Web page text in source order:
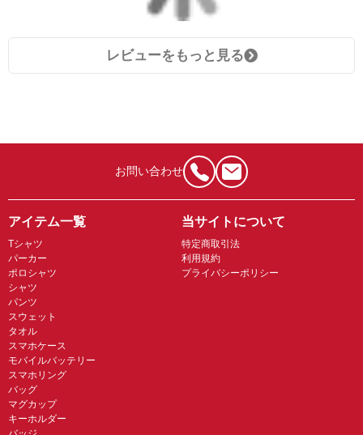
レビューをもっと見る
お問い合わせ
アイテム一覧
Tシャツ
パーカー
ポロシャツ
シャツ
パンツ
スウェット
タオル
スマホケース
モバイルバッテリー
スマホリング
バッグ
マグカップ
キーホルダー
当サイトについて
特定商取引法
利用規約
プライバシーポリシー